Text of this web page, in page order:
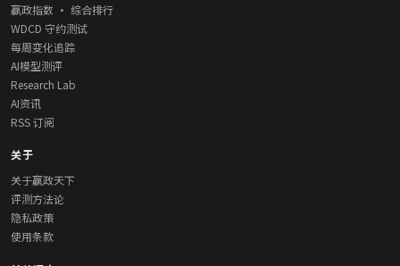
赢政指数 · 综合排行
WDCD 守约测试
每周变化追踪
AI模型测评
Research Lab
AI资讯
RSS 订阅
关于
关于赢政天下
评测方法论
隐私政策
使用条款